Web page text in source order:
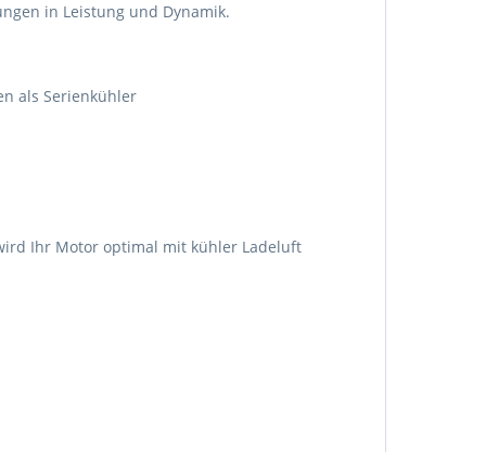
in Leistung und Dynamik.
als Serienkühler
Ihr Motor optimal mit kühler Ladeluft